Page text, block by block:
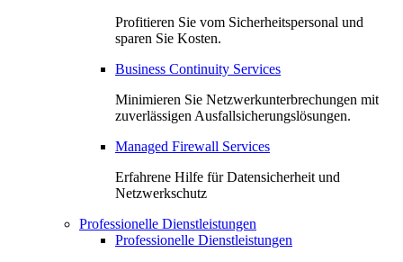
Profitieren Sie vom Sicherheitspersonal und
sparen Sie Kosten.
Business Continuity Services
Minimieren Sie Netzwerkunterbrechungen mit
zuverlässigen Ausfallsicherungslösungen.
Managed Firewall Services
Erfahrene Hilfe für Datensicherheit und
Netzwerkschutz
Professionelle Dienstleistungen
Professionelle Dienstleistungen